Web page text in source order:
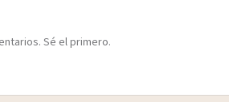
Sé el primero.